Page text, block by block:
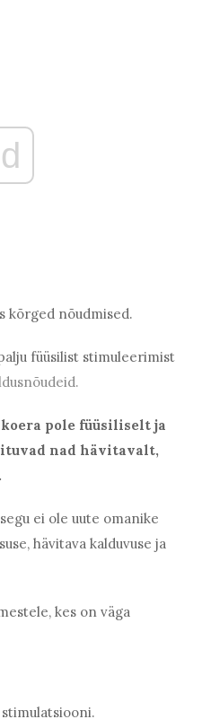
kõrged nõudmised.
füüsilist stimuleerimist
koera pole füüsiliselt ja
nad hävitavalt,
ei ole uute omanike
hävitava kalduvuse ja
kes on väga